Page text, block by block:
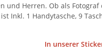
und Herren. Ob als
Inkl. 1 Handytasche, 9
In unserer